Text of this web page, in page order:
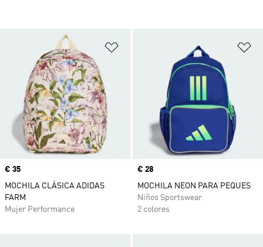
Añadir a la lista de deseos
Precio
€ 35
MOCHILA CLÁSICA ADIDAS
FARM
Mujer Performance
Precio
€ 28
MOCHILA NEON PARA PEQUES
Niños Sportswear
2 colores